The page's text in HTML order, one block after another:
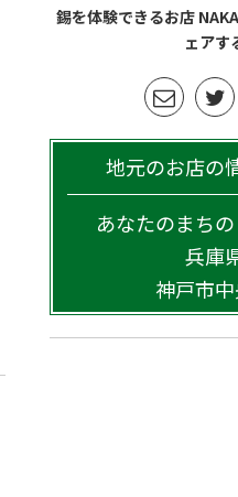
錫を体験できるお店
ェアす
地元のお店の
あなたのまち
兵庫
神戸市